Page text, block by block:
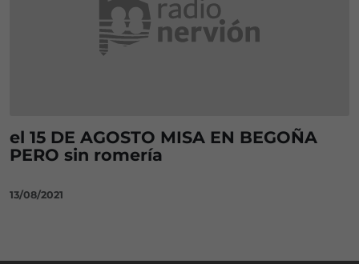
el 15 DE AGOSTO MISA EN BEGOÑA
PERO sin romería
13/08/2021